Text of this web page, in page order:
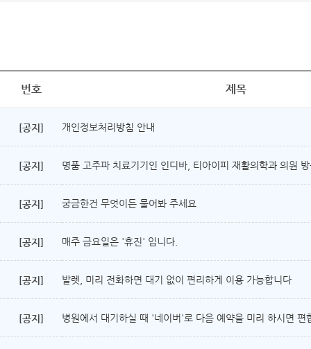
번호 제목
[공지] 개인정보처리방침 안내
[공지] 명품 고주파 치료기기인 인디바, 티아이피 재활의학과 의원
[공지] 궁금한건 무엇이든 물어봐 주세요
[공지] 매주 금요일은 '휴진' 입니다.
[공지] 발렛, 미리 전화하면 대기 없이 편리하게 이용 가능합니다
[공지] 병원에서 대기하실 때 '네이버'로 다음 예약을 미리 하시면 편